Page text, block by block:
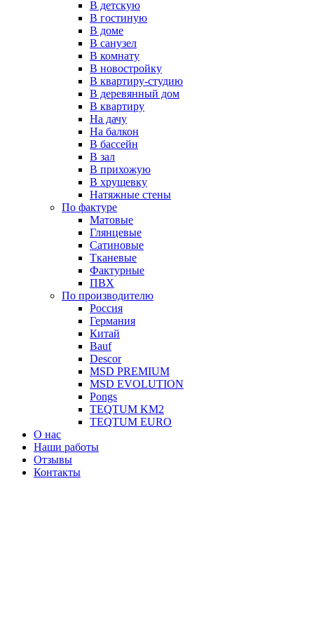
В детскую
В гостиную
В доме
В санузел
В комнату
В новостройку
В квартиру-студию
В деревянный дом
В квартиру
На дачу
На балкон
В бассейн
В зал
В прихожую
В хрущевку
Натяжные стены
По фактуре
Матовые
Глянцевые
Сатиновые
Тканевые
Фактурные
ПВХ
По производителю
Россия
Германия
Китай
Вauf
Descor
MSD PREMIUM
MSD EVOLUTION
Pongs
TEQTUM KM2
TEQTUM EURO
О нас
Наши работы
Отзывы
Контакты